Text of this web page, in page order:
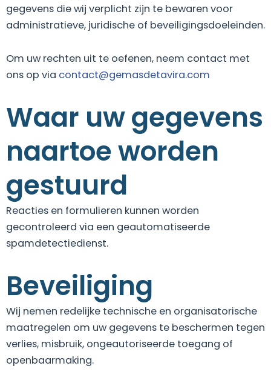
gegevens die wij verplicht zijn te bewaren voor
administratieve, juridische of beveiligingsdoeleinden.
Om uw rechten uit te oefenen, neem contact met
ons op via contact@gemasdetavira.com
Waar uw gegevens
naartoe worden
gestuurd
Reacties en formulieren kunnen worden
gecontroleerd via een geautomatiseerde
spamdetectiedienst.
Beveiliging
Wij nemen redelijke technische en organisatorische
maatregelen om uw gegevens te beschermen tegen
verlies, misbruik, ongeautoriseerde toegang of
openbaarmaking.